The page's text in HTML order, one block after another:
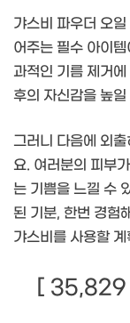
갸스비 파우더 오
어주는 필수 아이
과적인 기름 제거
후의 자신감을 높
그러니 다음에 외
요. 여러분의 피부
는 기쁨을 느낄 수
된 기분, 한번 경험
갸스비를 사용할
[ 35,829